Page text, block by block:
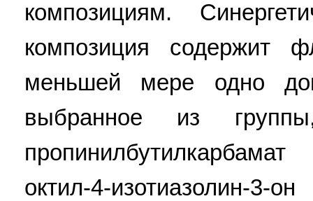
композициям.
композиция содержит
меньшей мере одно
выбранное из
октил-4-изотиазолин-